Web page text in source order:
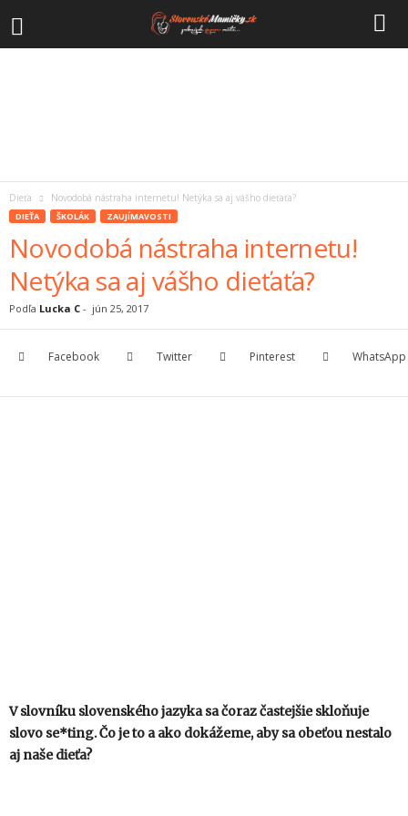
Dieťa Novodobá nástraha internetu! Netýka sa aj vášho dieťaťa?
DIEŤA ŠKOLÁK ZAUJÍMAVOSTI
Novodobá nástraha internetu!
Netýka sa aj vášho dieťaťa?
Podľa Lucka C - jún 25, 2017
Facebook Twitter Pinterest WhatsApp
V slovníku slovenského jazyka sa čoraz častejšie skloňuje
slovo se*ting. Čo je to a ako dokážeme, aby sa obeťou nestalo
aj naše dieťa?